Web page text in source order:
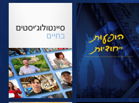
צפה בדוק את הסדרה